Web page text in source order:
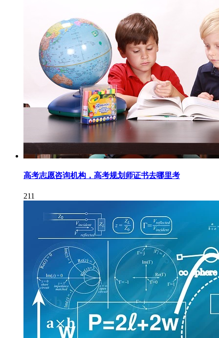
高考志愿咨询机构，高考规划师证书去哪里考
211